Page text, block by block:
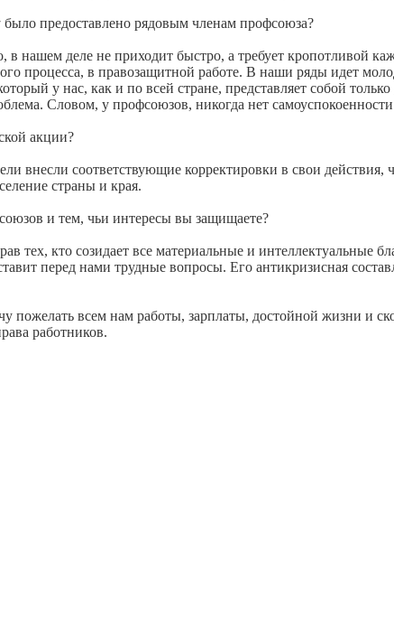
предоставлено рядовым членам профсоюза?
нашем деле не приходит быстро, а требует кропотливой
процесса, в правозащитной работе. В наши ряды идет
у нас, как и по всей стране, представляет собой
Словом, у профсоюзов, никогда нет
акции?
внесли соответствующие корректировки в свои
страны и края.
и тем, чьи интересы вы защищаете?
кто созидает все материальные и интеллектуальные
перед нами трудные вопросы. Его антикризисная
пожелать всем нам работы, зарплаты, достойной жизни и
работников.